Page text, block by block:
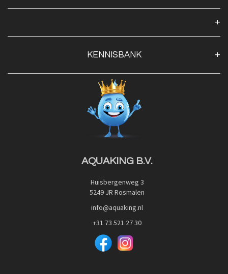
Openingstijden
Contact
Privacy Policy
Veilig betalen met:
KENNISBANK
Blog
Advies
Red Label Filter Series
Nishikigoi-Ô
JPD Japan Pet Design
AQUAKING B.V.
Huisbergenweg 3
5249 JR Rosmalen
info@aquaking.nl
+31 73 521 27 30